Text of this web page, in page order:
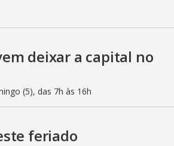
deixar a capital no
(5), das 7h às 16h
feriado